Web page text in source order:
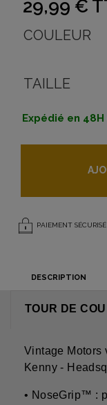
29,99 €
COULEUR
TAILLE
Expédié en
PAIEMENT SÉCURISÉ
DESCRIPTION
TOUR DE
Vintage Motors
Kenny -
• NoseGrip™ :